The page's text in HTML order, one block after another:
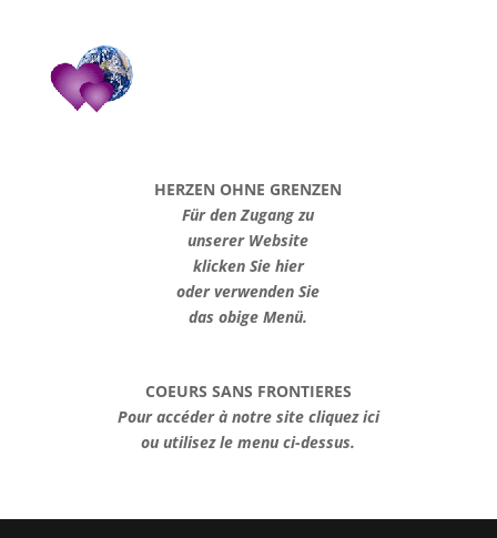
HERZEN OHNE GRENZEN
Für den Zugang zu
unserer Website
klicken Sie hier
oder verwenden Sie
das obige Menü.
COEURS SANS FRONTIERES
Pour accéder à notre site cliquez ici
ou utilisez le menu ci-dessus.